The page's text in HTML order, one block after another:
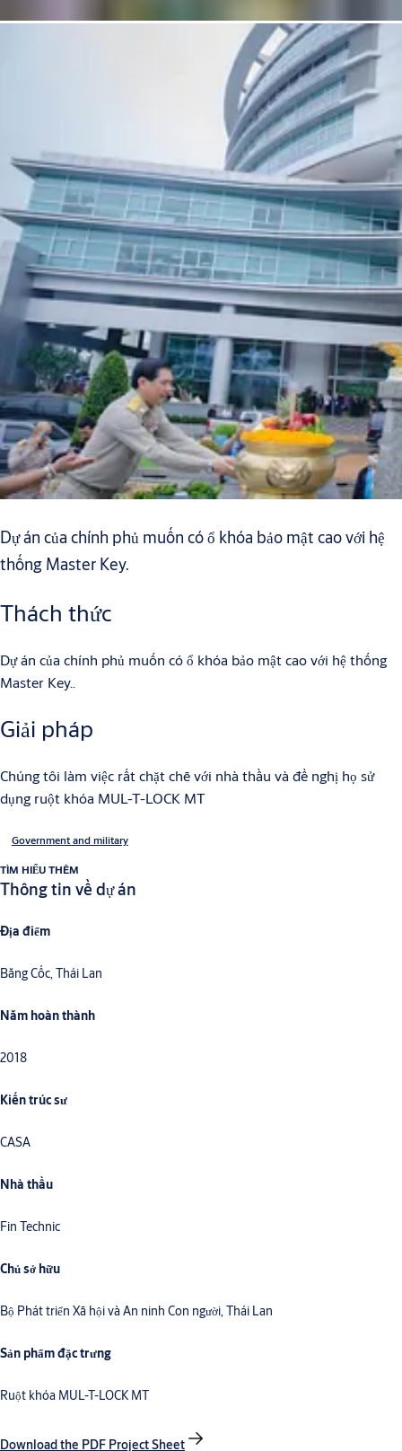
Dự án của chính phủ muốn có ổ khóa bảo mật cao với hệ
thống Master Key.
Thách thức
Dự án của chính phủ muốn có ổ khóa bảo mật cao với hệ thống
Master Key..
Giải pháp
Chúng tôi làm việc rất chặt chẽ với nhà thầu và đề nghị họ sử
dụng ruột khóa MUL-T-LOCK MT
Government and military
TÌM HIỂU THÊM
Thông tin về dự án
Địa điểm
Băng Cốc, Thái Lan
Năm hoàn thành
2018
Kiến trúc sư
CASA
Nhà thầu
Fin Technic
Chủ sở hữu
Bộ Phát triển Xã hội và An ninh Con người, Thái Lan
Sản phẩm đặc trưng
Ruột khóa MUL-T-LOCK MT
Download the PDF Project Sheet